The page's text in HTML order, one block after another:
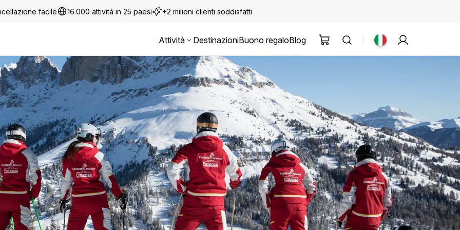
facile 16.000 attività in 25 paesi +2 milioni clienti soddisfatti
Attività DestinazioniBuono regaloBlog